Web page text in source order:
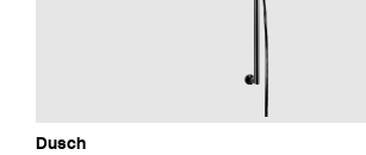
Dusch